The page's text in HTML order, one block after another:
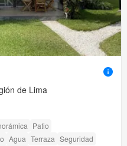
de Lima
Patio
Agua Terraza Seguridad